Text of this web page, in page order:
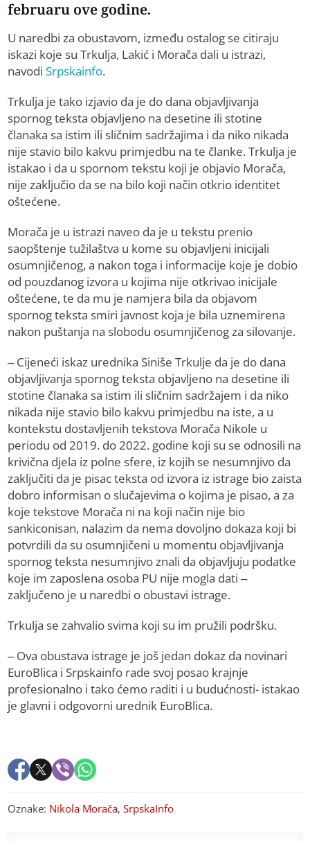
februaru ove godine.
U naredbi za obustavom, između ostalog se citiraju
iskazi koje su Trkulja, Lakić i Morača dali u istrazi,
navodiSrpskainfo.
Trkulja je tako izjavio da je do dana objavljivanja
spornog teksta objavljeno na desetine ili stotine
članaka sa istim ili sličnim sadržajima i da niko nikada
nije stavio bilo kakvu primjedbu na te članke. Trkulja je
istakao i da u spornom tekstu koji je objavio Morača,
nije zaključio da se na bilo koji način otkrio identitet
oštećene.
Morača je u istrazi naveo da je u tekstu prenio
saopštenje tužilaštva u kome su objavljeni inicijali
osumnjičenog, a nakon toga i informacije koje je dobio
od pouzdanog izvora u kojima nije otkrivao inicijale
oštećene, te da mu je namjera bila da objavom
spornog teksta smiri javnost koja je bila uznemirena
nakon puštanja na slobodu osumnjičenog za silovanje.
– Cijeneći iskaz urednika Siniše Trkulje da je do dana
objavljivanja spornog teksta objavljeno na desetine ili
stotine članaka sa istim ili sličnim sadržajem i da niko
nikada nije stavio bilo kakvu primjedbu na iste, a u
kontekstu dostavljenih tekstova Morača Nikole u
periodu od 2019. do 2022. godine koji su se odnosili na
krivična djela iz polne sfere, iz kojih se nesumnjivo da
zaključiti da je pisac teksta od izvora iz istrage bio zaista
dobro informisan o slučajevima o kojima je pisao, a za
koje tekstove Morača ni na koji način nije bio
sankiconisan, nalazim da nema dovoljno dokaza koji bi
potvrdili da su osumnjičeni u momentu objavljivanja
spornog teksta nesumnjivo znali da objavljuju podatke
koje im zaposlena osoba PU nije mogla dati –
zaključeno je u naredbi o obustavi istrage.
Trkulja se zahvalio svima koji su im pružili podršku.
– Ova obustava istrage je još jedan dokaz da novinari
EuroBlica i Srpskainfo rade svoj posao krajnje
profesionalno i tako ćemo raditi i u budućnosti- istakao
je glavni i odgovorni urednik EuroBlica.
Oznake: Nikola Morača,SrpskaInfo